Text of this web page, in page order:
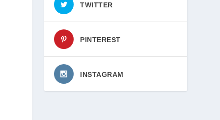
TWITTER
PINTEREST
INSTAGRAM